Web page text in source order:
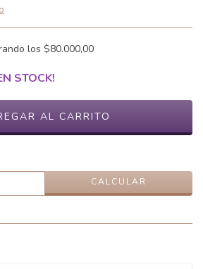
los $80.000,00
STOCK!
CALCULAR